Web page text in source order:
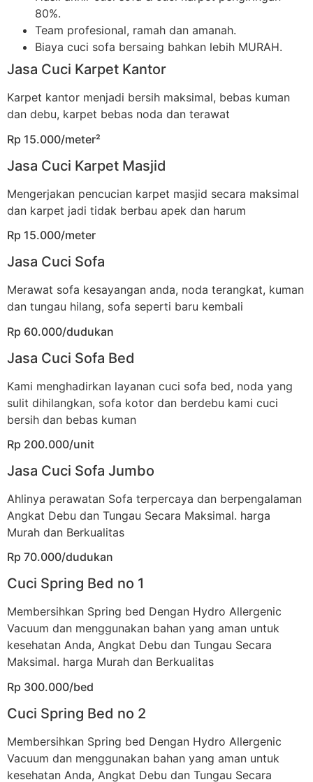
80%.
Team profesional, ramah dan amanah.
Biaya cuci sofa bersaing bahkan lebih MURAH.
Jasa Cuci Karpet Kantor
Karpet kantor menjadi bersih maksimal, bebas kuman
dan debu, karpet bebas noda dan terawat
Rp 15.000/meter²
Jasa Cuci Karpet Masjid
Mengerjakan pencucian karpet masjid secara maksimal
dan karpet jadi tidak berbau apek dan harum
Rp 15.000/meter
Jasa Cuci Sofa
Merawat sofa kesayangan anda, noda terangkat, kuman
dan tungau hilang, sofa seperti baru kembali
Rp 60.000/dudukan
Jasa Cuci Sofa Bed
Kami menghadirkan layanan cuci sofa bed, noda yang
sulit dihilangkan, sofa kotor dan berdebu kami cuci
bersih dan bebas kuman
Rp 200.000/unit
Jasa Cuci Sofa Jumbo
Ahlinya perawatan Sofa terpercaya dan berpengalaman
Angkat Debu dan Tungau Secara Maksimal. harga
Murah dan Berkualitas
Rp 70.000/dudukan
Cuci Spring Bed no 1
Membersihkan Spring bed Dengan Hydro Allergenic
Vacuum dan menggunakan bahan yang aman untuk
kesehatan Anda, Angkat Debu dan Tungau Secara
Maksimal. harga Murah dan Berkualitas
Rp 300.000/bed
Cuci Spring Bed no 2
Membersihkan Spring bed Dengan Hydro Allergenic
Vacuum dan menggunakan bahan yang aman untuk
kesehatan Anda, Angkat Debu dan Tungau Secara